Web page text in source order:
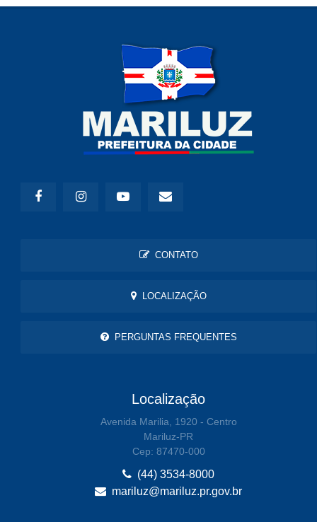
CONTATO
LOCALIZAÇÃO
PERGUNTAS FREQUENTES
Localização
Avenida Marilia, 1920 - Centro
Mariluz-PR
Cep: 87470-000
(44) 3534-8000
mariluz@mariluz.pr.gov.br